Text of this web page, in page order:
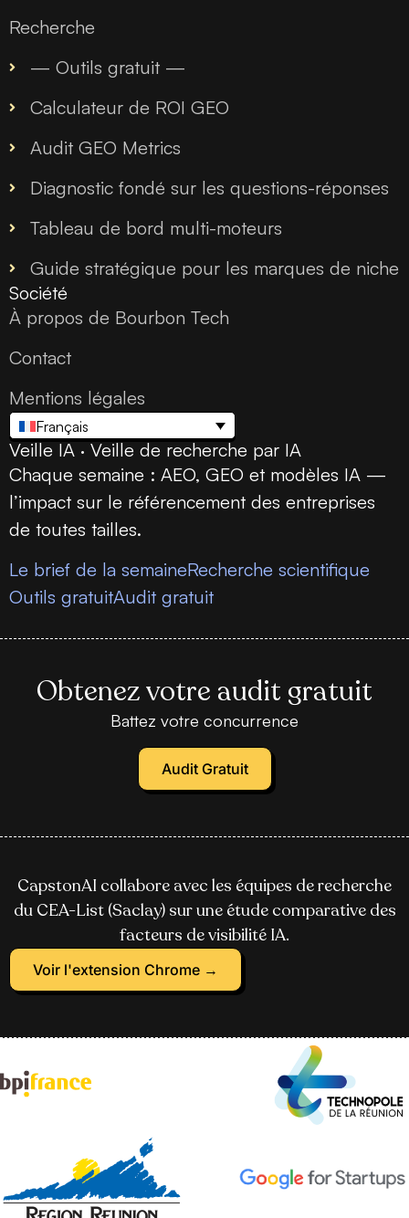
Recherche
— Outils gratuit —
Calculateur de ROI GEO
Audit GEO Metrics
Diagnostic fondé sur les questions-réponses
Tableau de bord multi-moteurs
Guide stratégique pour les marques de niche
Société
À propos de Bourbon Tech
Contact
Mentions légales
Français
Veille IA · Veille de recherche par IA
Chaque semaine : AEO, GEO et modèles IA —
l’impact sur le référencement des entreprises
de toutes tailles.
Le brief de la semaineRecherche scientifique
Outils gratuitAudit gratuit
Obtenez votre audit gratuit
Battez votre concurrence
Audit Gratuit
CapstonAI collabore avec les équipes de recherche
du CEA-List (Saclay) sur une étude comparative des
facteurs de visibilité IA.
Voir l'extension Chrome →